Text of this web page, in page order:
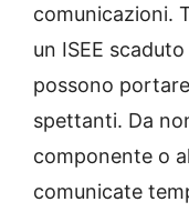
comunicazioni.
un ISEE
possono
spettanti. Da
componente o
comunicate